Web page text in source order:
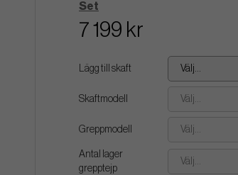
Set
7 199 kr
Lägg till skaft Välj...
Skaftmodell Välj...
Greppmodell Välj...
Antal lager
grepptejp
Välj...